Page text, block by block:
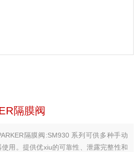
隔膜阀
隔膜阀:SM930 系列可供多种手动
用。提供优xiu的可靠性、泄露完整性和